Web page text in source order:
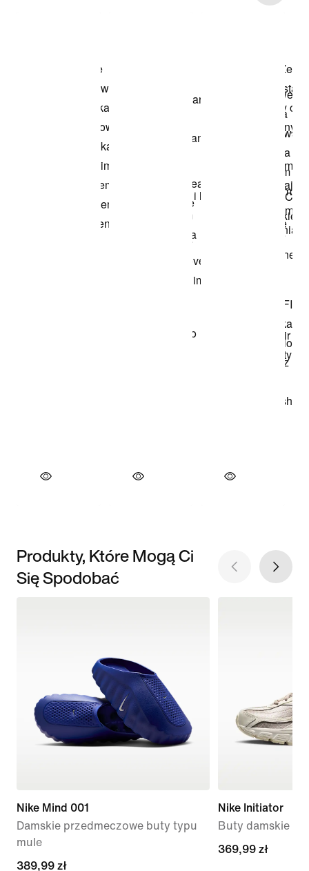
Produkty, Które Mogą Ci
Się Spodobać
Nike Mind 001
Damskie przedmeczowe buty typu
mule
389,99 zł
389,99 zł
Nike Initiator
Buty damskie
369,99 zł
369,99 zł